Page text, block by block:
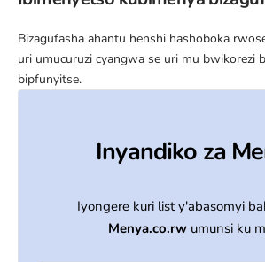
Bizagufasha ahantu henshi hashoboka
uri umucuruzi cyangwa se uri mu bwikorezi
bipfunyitse.
Inyandiko za
Iyongere kuri list y'abasomyi
Menya.co.rw umunsi ku